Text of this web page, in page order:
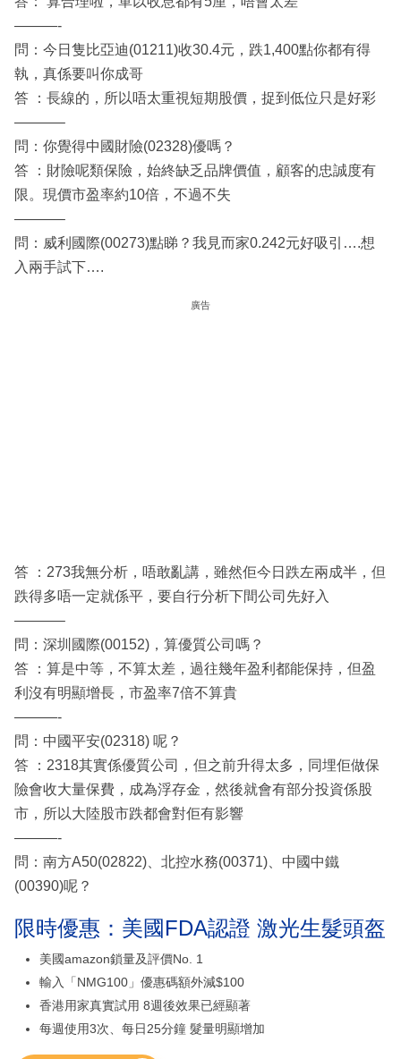
專
———-
問：今日隻比亞迪(01211)收30.4元，跌1,400點你都有得
執，真係要叫你成哥
答 ：長線的，所以唔太重視短期股價，捉到低位只是好彩
———–
問：你覺得中國財險(02328)優嗎？
答 ：財險呢類保險，始終缺乏品牌價值，顧客的忠誠度有
限。現價市盈率約10倍，不過不失
———–
問：威利國際(00273)點睇？我見而家0.242元好吸引….想
入兩手試下….
廣告
答 ：273我無分析，唔敢亂講，雖然佢今日跌左兩成半，但
跌得多唔一定就係平，要自行分析下間公司先好入
———–
問：深圳國際(00152)，算優質公司嗎？
答 ：算是中等，不算太差，過往幾年盈利都能保持，但盈
利沒有明顯增長，市盈率7倍不算貴
———-
問：中國平安(02318) 呢？
答 ：2318其實係優質公司，但之前升得太多，同埋佢做保
險會收大量保費，成為浮存金，然後就會有部分投資係股
市，所以大陸股市跌都會對佢有影響
———-
問：南方A50(02822)、北控水務(00371)、中國中鐵
(00390)呢？
限時優惠：美國FDA認證 激光生髮頭盔
美國amazon鎖量及評價No. 1
輸入「NMG100」優惠碼額外減$100
香港用家真實試用 8週後效果已經顯著
每週使用3次、每日25分鐘 髮量明顯增加